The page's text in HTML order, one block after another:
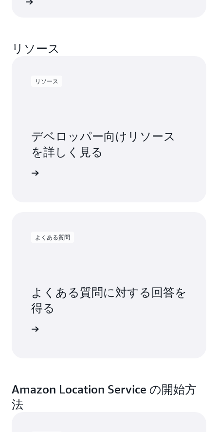
リソース
リソース
デベロッパー向けリソース
を詳しく見る
よくある質問
よくある質問に対する回答を
得る
Amazon Location Service の開始方
法